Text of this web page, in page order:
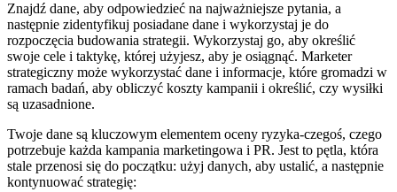
Znajdź dane, aby odpowiedzieć na najważniejsze pytania, a
następnie zidentyfikuj posiadane dane i wykorzystaj je do
rozpoczęcia budowania strategii. Wykorzystaj go, aby określić
swoje cele i taktykę, której użyjesz, aby je osiągnąć. Marketer
strategiczny może wykorzystać dane i informacje, które gromadzi w
ramach badań, aby obliczyć koszty kampanii i określić, czy wysiłki
są uzasadnione.
Twoje dane są kluczowym elementem oceny ryzyka-czegoś, czego
potrzebuje każda kampania marketingowa i PR. Jest to pętla, która
stale przenosi się do początku: użyj danych, aby ustalić, a następnie
kontynuować strategię: